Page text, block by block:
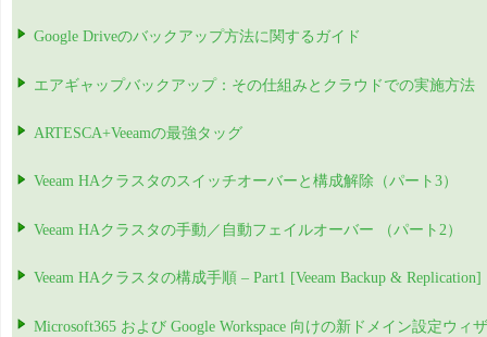
Google Driveのバックアップ方法に関するガイド
エアギャップバックアップ：その仕組みとクラウドでの実施方法
ARTESCA+Veeamの最強タッグ
Veeam HAクラスタのスイッチオーバーと構成解除（パート3）
Veeam HAクラスタの手動／自動フェイルオーバー （パート2）
Veeam HAクラスタの構成手順 – Part1 [Veeam Backup & Replication]
Microsoft365 および Google Workspace 向けの新ドメイン設定ウィザ